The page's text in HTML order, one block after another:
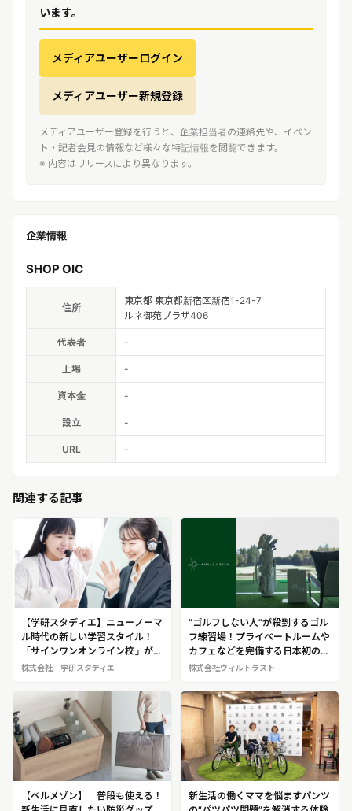
います。
メディアユーザーログイン
メディアユーザー新規登録
メディアユーザー登録を行うと、企業担当者の連絡先や、イベン
ト・記者会見の情報など様々な特記情報を閲覧できます。
※ 内容はリリースにより異なります。
企業情報
SHOP OIC
住所
東京都 東京都新宿区新宿1-24-7
ルネ御苑プラザ406
代表者 -
上場 -
資本金 -
設立 -
URL -
関連する記事
【学研スタディエ】ニューノーマ
ル時代の新しい学習スタイル！
「サインワンオンライン校」が提
供する個別最適化された学びで、
株式会社 学研スタディエ
“ゴルフしない人”が殺到するゴル
フ練習場！プライベートルームや
カフェなどを完備する日本初のゴ
ルフ＆エンタメ空間「ROYAL
株式会社ウィルトラスト
【ベルメゾン】 普段も使える！
新生活の働くママを悩ますパンツ